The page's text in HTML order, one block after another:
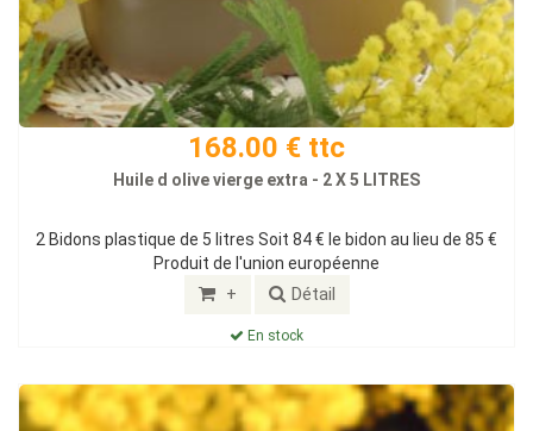
168.00 € ttc
Huile d olive vierge extra - 2 X 5 LITRES
2 Bidons plastique de 5 litres Soit 84 € le bidon au lieu de 85 €
Produit de l'union européenne
+ Détail
En stock